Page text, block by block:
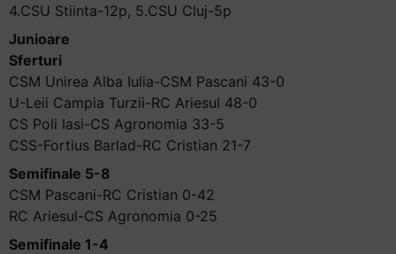
4.CSU Stiinta-12p, 5.CSU Cluj-5p
Junioare
Sferturi
CSM Unirea Alba Iulia-CSM Pascani 43-0
U-Leii Campia Turzii-RC Ariesul 48-0
CS Poli Iasi-CS Agronomia 33-5
CSS-Fortius Barlad-RC Cristian 21-7
Semifinale 5-8
CSM Pascani-RC Cristian 0-42
RC Ariesul-CS Agronomia 0-25
Semifinale 1-4